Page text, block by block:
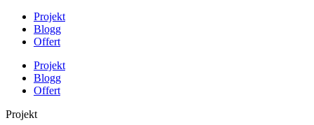
Projekt
Blogg
Offert
Projekt
Blogg
Offert
Projekt